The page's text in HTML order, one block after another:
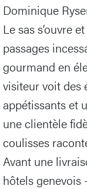
Dominique
Le sas s’ouvre
passages
gourmand en
visiteur voit des
appétissants et
une clientèle
coulisses
Avant une
hôtels